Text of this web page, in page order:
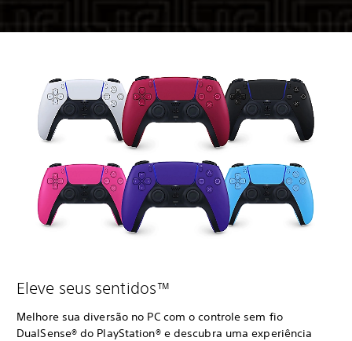
Eleve seus sentidos™
Melhore sua diversão no PC com o controle sem fio
DualSense® do PlayStation® e descubra uma experiência